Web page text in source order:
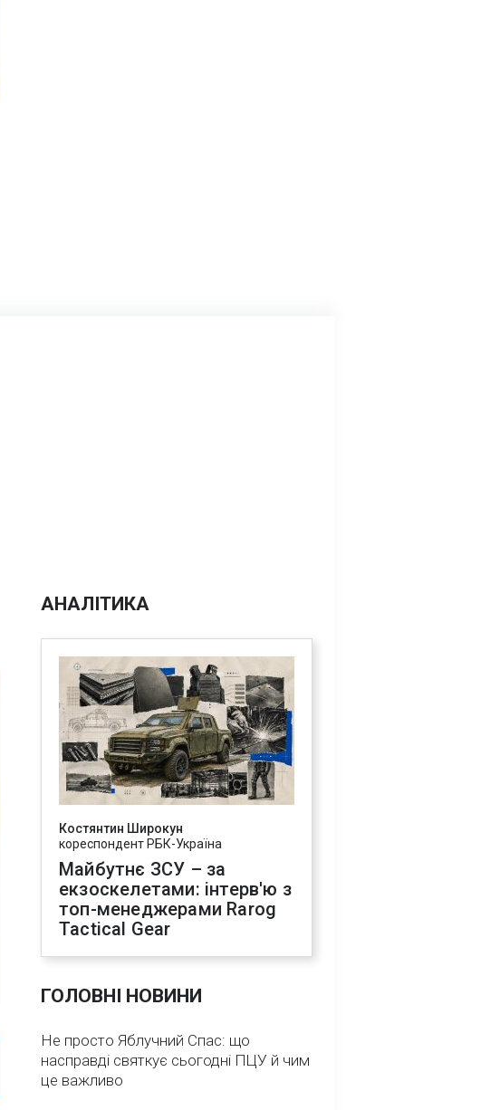
АНАЛІТИКА
Костянтин Широкун
кореспондент РБК-Україна
Майбутнє ЗСУ – за
екзоскелетами: інтерв'ю з
топ-менеджерами Rarog
Tactical Gear
ГОЛОВНІ НОВИНИ
Не просто Яблучний Спас: що
насправді святкує сьогодні ПЦУ й чим
це важливо